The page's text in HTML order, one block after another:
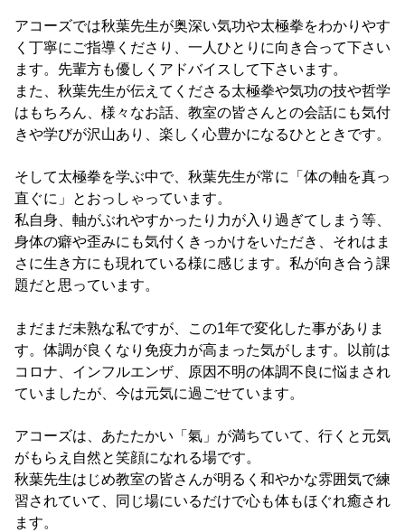
アコーズでは秋葉先生が奥深い気功や太極拳をわかりやす
く丁寧にご指導くださり、一人ひとりに向き合って下さい
ます。先輩方も優しくアドバイスして下さいます。
また、秋葉先生が伝えてくださる太極拳や気功の技や哲学
はもちろん、様々なお話、教室の皆さんとの会話にも気付
きや学びが沢山あり、楽しく心豊かになるひとときです。
そして太極拳を学ぶ中で、秋葉先生が常に「体の軸を真っ
直ぐに」とおっしゃっています。
私自身、軸がぶれやすかったり力が入り過ぎてしまう等、
身体の癖や歪みにも気付くきっかけをいただき、それはま
さに生き方にも現れている様に感じます。私が向き合う課
題だと思っています。
まだまだ未熟な私ですが、この1年で変化した事がありま
す。体調が良くなり免疫力が高まった気がします。以前は
コロナ、インフルエンザ、原因不明の体調不良に悩まされ
ていましたが、今は元気に過ごせています。
アコーズは、あたたかい「氣」が満ちていて、行くと元気
がもらえ自然と笑顔になれる場です。
秋葉先生はじめ教室の皆さんが明るく和やかな雰囲気で練
習されていて、同じ場にいるだけで心も体もほぐれ癒され
ます。